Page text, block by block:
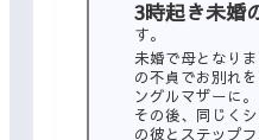
3時起き未婚
す。
未婚で母となり
の不貞でお別れ
ングルマザーに。
その後、同じく
の彼とステップ